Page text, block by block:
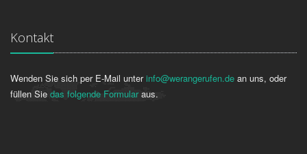
Kontakt
Wenden Sie sich per E-Mail unterinfo@werangerufen.de an uns, oder
füllen Sie das folgende Formularaus.